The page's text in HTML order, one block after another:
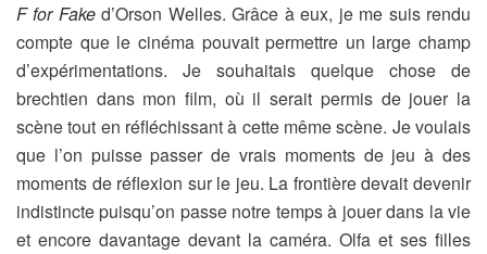
F for Faked’Orson Welles. Grâce à eux, je me suis rendu
compte que le cinéma pouvait permettre un large champ
d’expérimentations. Je souhaitais quelque chose de
brechtien dans mon film, où il serait permis de jouer la
scène tout en réfléchissant à cette même scène. Je voulais
que l’on puisse passer de vrais moments de jeu à des
moments de réflexion sur le jeu. La frontière devait devenir
indistincte puisqu’on passe notre temps à jouer dans la vie
et encore davantage devant la caméra. Olfa et ses filles